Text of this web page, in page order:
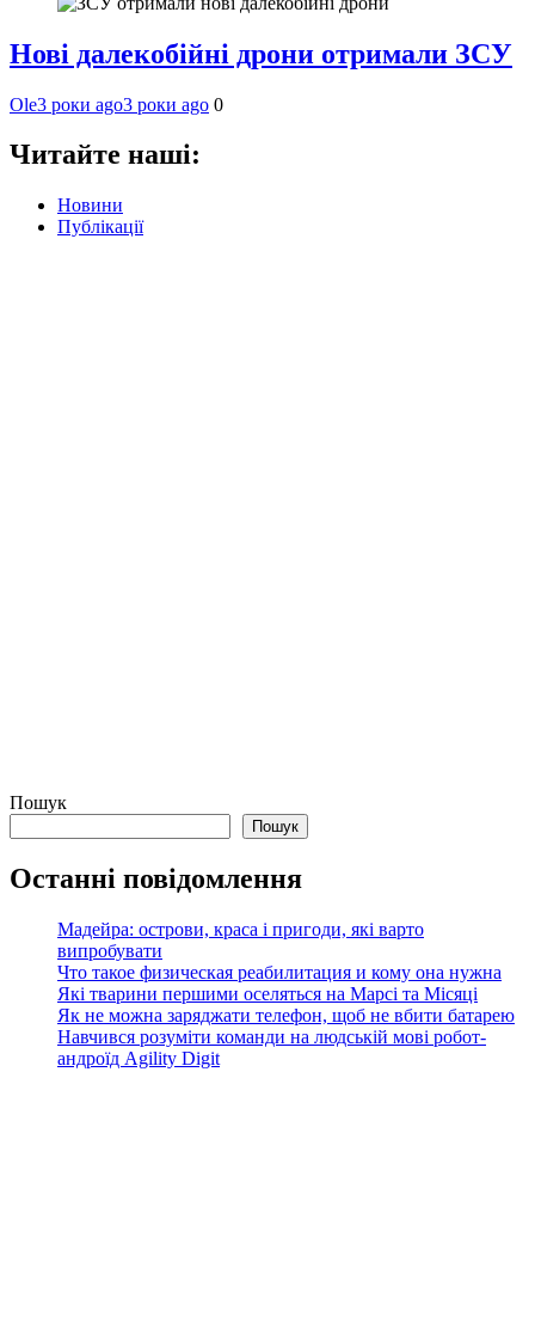
Нові далекобійні дрони отримали ЗСУ
Ole3 роки ago3 роки ago 0
Читайте наші:
Новини
Публікації
Пошук
Пошук
Останні повідомлення
Мадейра: острови, краса і пригоди, які варто
випробувати
Что такое физическая реабилитация и кому она нужна
Які тварини першими оселяться на Марсі та Місяці
Як не можна заряджати телефон, щоб не вбити батарею
Навчився розуміти команди на людській мові робот-
андроїд Agility Digit